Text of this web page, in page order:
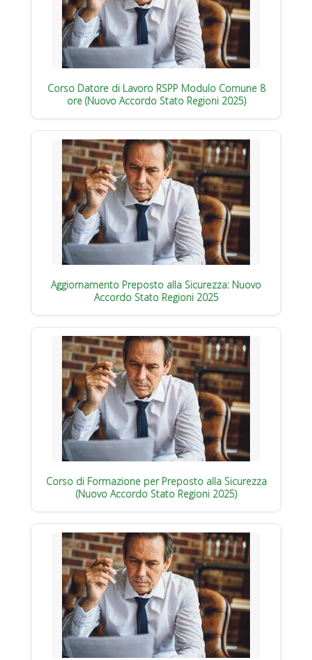
Corso Datore di Lavoro RSPP Modulo Comune 8
ore (Nuovo Accordo Stato Regioni 2025)
Aggiornamento Preposto alla Sicurezza: Nuovo
Accordo Stato Regioni 2025
Corso di Formazione per Preposto alla Sicurezza
(Nuovo Accordo Stato Regioni 2025)